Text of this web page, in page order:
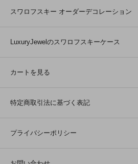
スワロフスキー オーダーデコレーション
LuxuryJewelのスワロフスキーケース
カートを見る
特定商取引法に基づく表記
プライバシーポリシー